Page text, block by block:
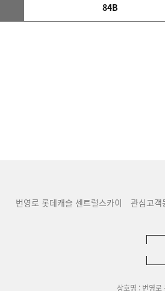
84B
번영로 롯데캐슬 센트럴스카이 관심고객
상호명 : 번영로